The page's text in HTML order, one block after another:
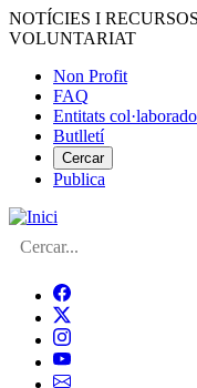
Vés
al
NOTÍCIES I
VOLUNTARIAT
Menú
del
compte
d'usuari
Non Profit
FAQ
Entitats
Butlletí
Cercar
Publica
Cerca